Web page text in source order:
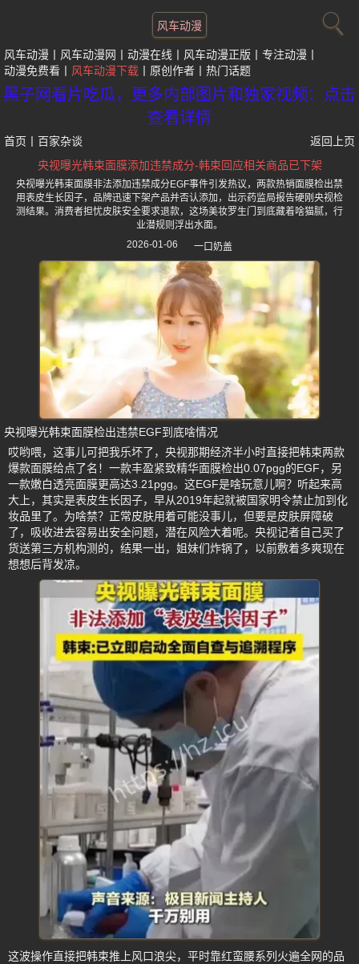
风车动漫
风车动漫 风车动漫网 动漫在线 风车动漫正版
专注动漫
动漫免费看
风车动漫下载 原创作者 热门话题
黑子网看片吃瓜，更多内部图片和独家视频：点击
查看详情
首页 百家杂谈
返回上页
央视曝光韩束面膜添加违禁成分-韩束回应相关商品已下架
央视曝光韩束面膜非法添加违禁成分EGF事件引发热议，两款热销面膜检出禁
用表皮生长因子，品牌迅速下架产品并否认添加，出示药监局报告硬刚央视检
测结果。消费者担忧皮肤安全要求退款，这场美妆罗生门到底藏着啥猫腻，行
业潜规则浮出水面。
2026-01-06
一口奶盖
央视曝光韩束面膜检出违禁EGF到底啥情况
哎哟喂，这事儿可把我乐坏了，央视那期经济半小时直接把韩束两款
爆款面膜给点了名！一款丰盈紧致精华面膜检出0.07pgg的EGF，另
一款嫩白透亮面膜更高达3.21pgg。这EGF是啥玩意儿啊？听起来高
大上，其实是表皮生长因子，早从2019年起就被国家明令禁止加到化
妆品里了。为啥禁？正常皮肤用着可能没事儿，但要是皮肤屏障破
了，吸收进去容易出安全问题，潜在风险大着呢。央视记者自己买了
货送第三方机构测的，结果一出，姐妹们炸锅了，以前敷着多爽现在
想想后背发凉。
这波操作直接把韩束推上风口浪尖，平时靠红蛮腰系列火遍全网的品